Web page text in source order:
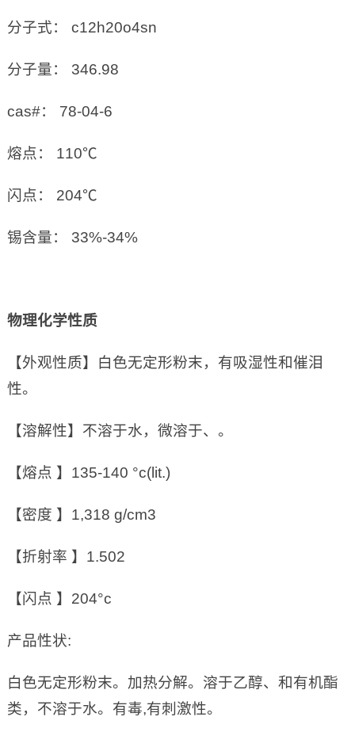
分子式： c12h20o4sn
分子量： 346.98
cas#： 78-04-6
熔点： 110℃
闪点： 204℃
锡含量： 33%-34%
物理化学性质
【外观性质】白色无定形粉末，有吸湿性和催泪
性。
【溶解性】不溶于水，微溶于、。
【熔点 】135-140 °c(lit.)
【密度 】1,318 g/cm3
【折射率 】1.502
【闪点 】204°c
产品性状:
白色无定形粉末。加热分解。溶于乙醇、和有机酯
类，不溶于水。有毒,有刺激性。